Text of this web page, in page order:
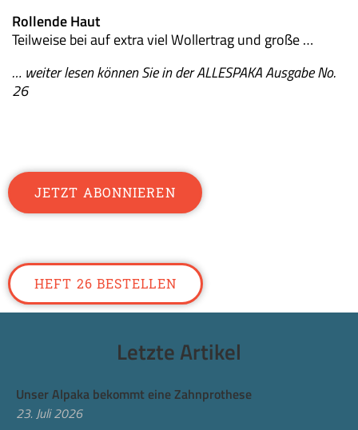
Rollende Haut
Teilweise bei auf extra viel Wollertrag und große …
… weiter lesen können Sie in der ALLESPAKA Ausgabe No.
26
JETZT ABONNIEREN
HEFT 26 BESTELLEN
Letzte Artikel
Unser Alpaka bekommt eine Zahnprothese
23. Juli 2026